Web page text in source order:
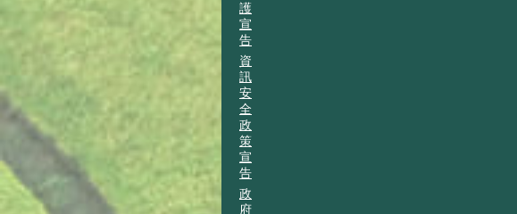
護
宣
告
資
訊
安
全
政
策
宣
告
政
府